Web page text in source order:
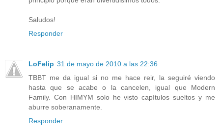
Saludos!
Responder
LoFelip 31 de mayo de 2010 a las 22:36
TBBT me da igual si no me hace reir, la seguiré viendo
hasta que se acabe o la cancelen, igual que Modern
Family. Con HIMYM solo he visto capítulos sueltos y me
aburre soberanamente.
Responder